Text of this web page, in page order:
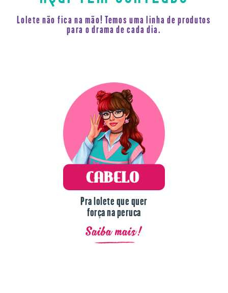
Lolete não fica na mão! Temos uma linha de produtos
para o drama de cada dia.
Pra lolete que quer
força na peruca
Saiba mais!